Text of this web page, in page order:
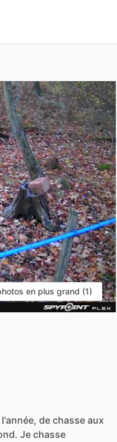
en plus grand (1)
l'année, de chasse aux
Je chasse